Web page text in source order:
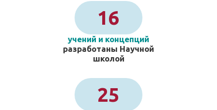
16
учений и концепций
разработаны Научной
школой
25